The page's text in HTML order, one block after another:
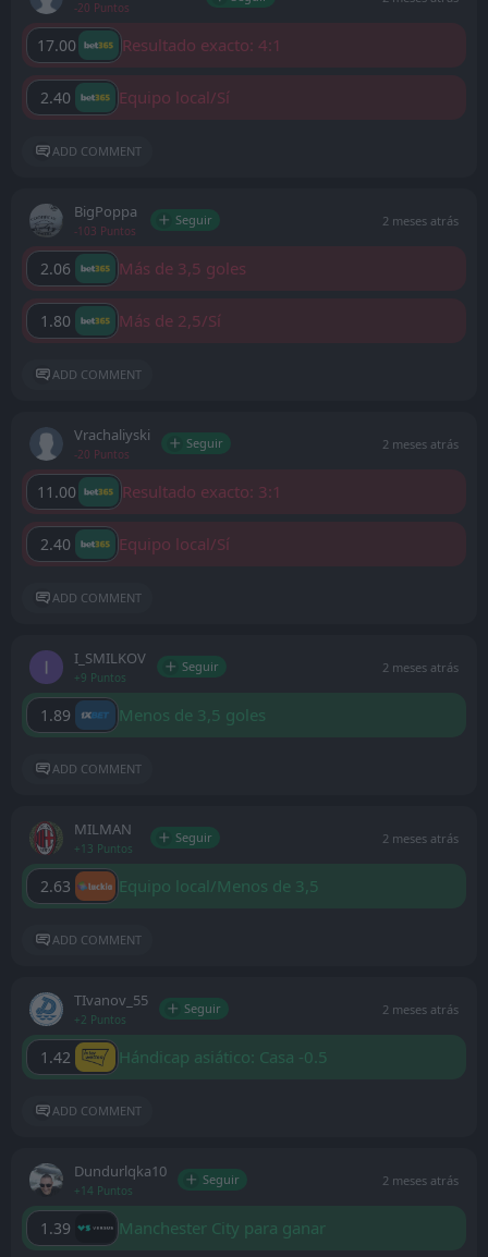
-20 Puntos
17.00 Resultado exacto: 4:1
2.40 Equipo local/Sí
ADD COMMENT
BigPoppa
-103 Puntos
Seguir 2 meses atrás
2.06 Más de 3,5 goles
1.80 Más de 2,5/Sí
ADD COMMENT
Vrachaliyski
-20 Puntos
Seguir 2 meses atrás
11.00 Resultado exacto: 3:1
2.40 Equipo local/Sí
ADD COMMENT
I_SMILKOV
+9 Puntos
Seguir 2 meses atrás
1.89 Menos de 3,5 goles
ADD COMMENT
MILMAN
+13 Puntos
Seguir 2 meses atrás
2.63 Equipo local/Menos de 3,5
ADD COMMENT
ТIvanov_55
+2 Puntos
Seguir 2 meses atrás
1.42 Hándicap asiático: Casa -0.5
ADD COMMENT
Dundurlqka10
+14 Puntos
Seguir 2 meses atrás
1.39 Manchester City para ganar